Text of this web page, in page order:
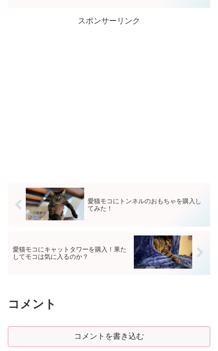
スポンサーリンク
愛猫モコにトンネルのおもちゃを購入し
てみた！
愛猫モコにキャットタワーを購入！果た
してモコは気に入るのか？
コメント
コメントを書き込む